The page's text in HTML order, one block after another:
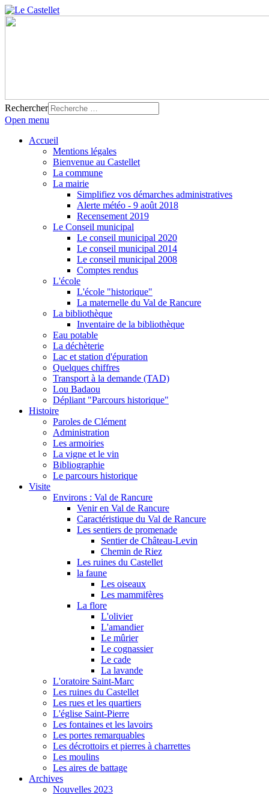
Rechercher
Open menu
Accueil
Mentions légales
Bienvenue au Castellet
La commune
La mairie
Simplifiez vos démarches administratives
Alerte météo - 9 août 2018
Recensement 2019
Le Conseil municipal
Le conseil municipal 2020
Le conseil municipal 2014
Le conseil municipal 2008
Comptes rendus
L'école
L'école "historique"
La maternelle du Val de Rancure
La bibliothèque
Inventaire de la bibliothèque
Eau potable
La déchèterie
Lac et station d'épuration
Quelques chiffres
Transport à la demande (TAD)
Lou Badaou
Dépliant "Parcours historique"
Histoire
Paroles de Clément
Administration
Les armoiries
La vigne et le vin
Bibliographie
Le parcours historique
Visite
Environs : Val de Rancure
Venir en Val de Rancure
Caractéristique du Val de Rancure
Les sentiers de promenade
Sentier de Château-Levin
Chemin de Riez
Les ruines du Castellet
la faune
Les oiseaux
Les mammifères
La flore
L'olivier
L'amandier
Le mûrier
Le cognassier
Le cade
La lavande
L'oratoire Saint-Marc
Les ruines du Castellet
Les rues et les quartiers
L'église Saint-Pierre
Les fontaines et les lavoirs
Les portes remarquables
Les décrottoirs et pierres à charrettes
Les moulins
Les aires de battage
Archives
Nouvelles 2023